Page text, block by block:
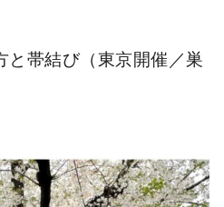
と帯結び（東京開催／巣